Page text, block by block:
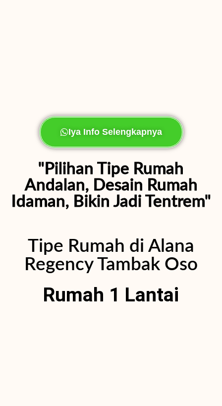
Iya Info Selengkapnya
"Pilihan Tipe Rumah
Andalan, Desain Rumah
Idaman, Bikin Jadi Tentrem"
Tipe Rumah di Alana
Regency Tambak Oso
Rumah 1 Lantai